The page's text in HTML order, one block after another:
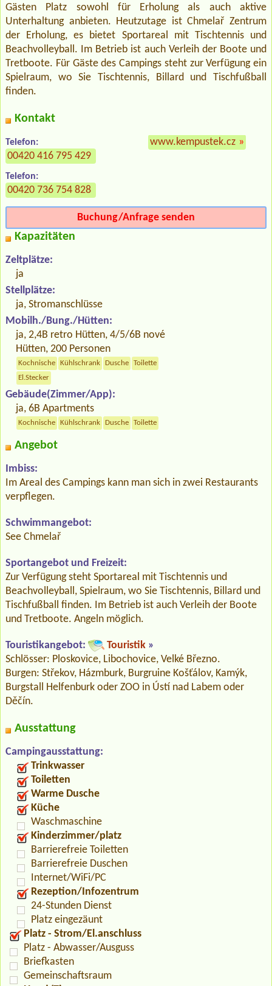
Gästen Platz sowohl für Erholung als auch aktive
Unterhaltung anbieten. Heutzutage ist Chmelař Zentrum
der Erholung, es bietet Sportareal mit Tischtennis und
Beachvolleyball. Im Betrieb ist auch Verleih der Boote und
Tretboote. Für Gäste des Campings steht zur Verfügung ein
Spielraum, wo Sie Tischtennis, Billard und Tischfußball
finden.
Kontakt
Telefon:
00420 416 795 429
Telefon:
00420 736 754 828
www.kempustek.cz »
Buchung/Anfrage senden
Kapazitäten
Zeltplätze:
ja
Stellplätze:
ja, Stromanschlüsse
Mobilh./Bung./Hütten:
ja, 2,4B retro Hütten, 4/5/6B nové
Hütten, 200 Personen
Kochnische Kühlschrank Dusche
Toilette
El.Stecker
Gebäude(Zimmer/App):
ja, 6B Apartments
Kochnische Kühlschrank Dusche Toilette
Angebot
Imbiss:
Im Areal des Campings kann man sich in zwei Restaurants
verpflegen.
Schwimmangebot:
See Chmelař
Sportangebot und Freizeit:
Zur Verfügung steht Sportareal mit Tischtennis und
Beachvolleyball, Spielraum, wo Sie Tischtennis, Billard und
Tischfußball finden. Im Betrieb ist auch Verleih der Boote
und Tretboote. Angeln möglich.
Touristikangebot: Touristik »
Schlösser: Ploskovice, Libochovice, Velké Březno.
Burgen: Střekov, Házmburk, Burgruine Košťálov, Kamýk,
Burgstall Helfenburk oder ZOO in Ústí nad Labem oder
Děčín.
Ausstattung
Campingausstattung:
Trinkwasser
Toiletten
Warme Dusche
Küche
Waschmaschine
Kinderzimmer/platz
Barrierefreie Toiletten
Barrierefreie Duschen
Internet/WiFi/PC
Rezeption/Infozentrum
24-Stunden Dienst
Platz eingezäunt
Platz - Strom/El.anschluss
Platz - Abwasser/Ausguss
Briefkasten
Gemeinschaftsraum